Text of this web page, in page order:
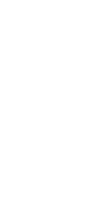
Furgones